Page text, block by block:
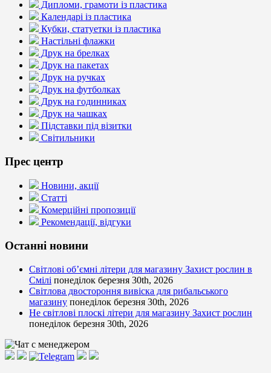
Дипломи, грамоти із пластика
Календарі із пластика
Кубки, статуетки із пластика
Настільні флажки
Друк на брелках
Друк на пакетах
Друк на ручках
Друк на футболках
Друк на годинниках
Друк на чашках
Підставки під візитки
Світильники
Прес центр
Новини, акції
Статті
Комерційні пропозиції
Рекомендації, відгуки
Останні новини
Світлові об’ємні літери для магазину Захист рослин в
Смілі понеділок березня 30th, 2026
Світлова двостороння вивіска для рибальського
магазину понеділок березня 30th, 2026
Не світлові плоскі літери для магазину Захист рослин
понеділок березня 30th, 2026